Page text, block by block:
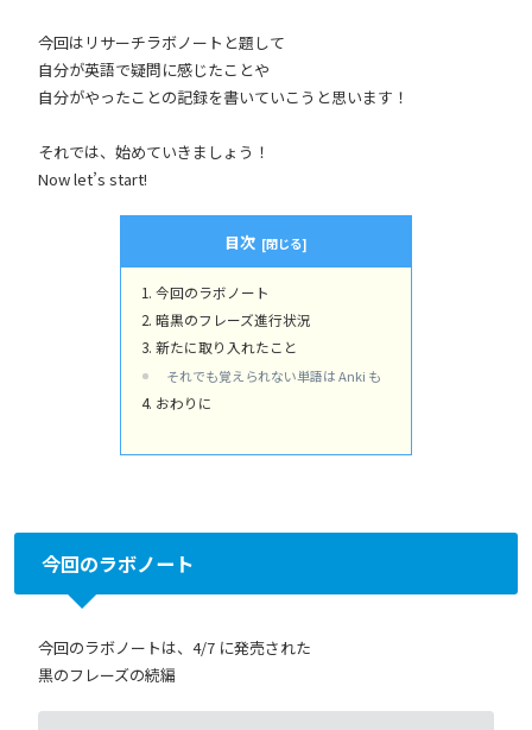
今回はリサーチラボノートと題して
自分が英語で疑問に感じたことや
自分がやったことの記録を書いていこうと思います！
それでは、始めていきましょう！
Now let’s start!
目次
今回のラボノート
暗黒のフレーズ進行状況
新たに取り入れたこと
それでも覚えられない単語は Anki も
おわりに
今回のラボノート
今回のラボノートは、4/7 に発売された
黒のフレーズの続編